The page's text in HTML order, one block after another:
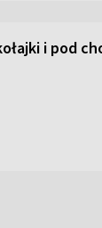
i pod